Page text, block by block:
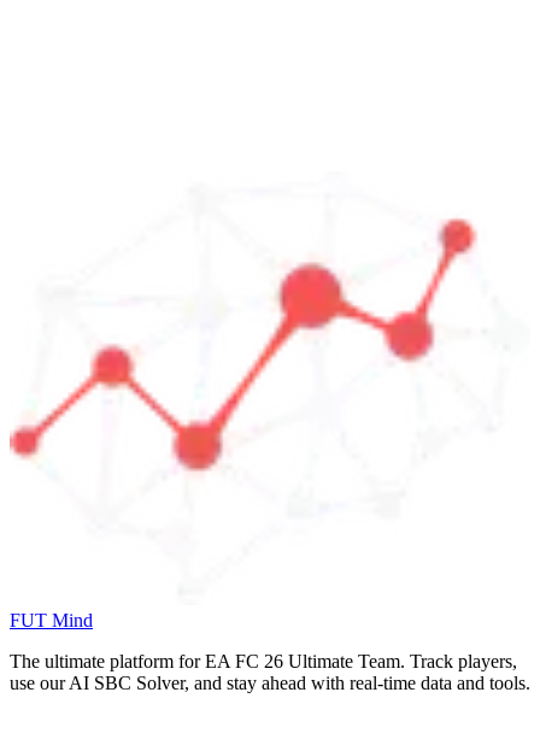
FUT Mind
The ultimate platform for EA FC 26 Ultimate Team. Track players,
use our AI SBC Solver, and stay ahead with real-time data and tools.